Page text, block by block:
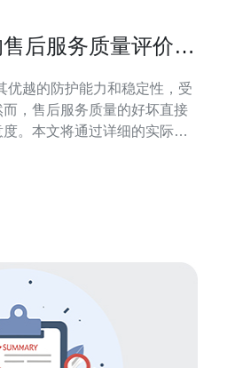
后服务质量评价与
，售后服务质量的好坏直接
。本文将通过详细的实际步